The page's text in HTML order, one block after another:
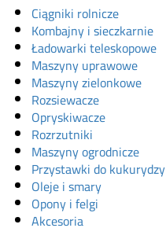
Ciągniki rolnicze
Kombajny i sieczkarnie
Ładowarki teleskopowe
Maszyny uprawowe
Maszyny zielonkowe
Rozsiewacze
Opryskiwacze
Rozrzutniki
Maszyny ogrodnicze
Przystawki do kukurydzy
Oleje i smary
Opony i felgi
Akcesoria